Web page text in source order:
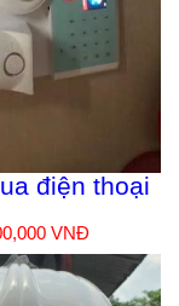
điện thoại
VNĐ